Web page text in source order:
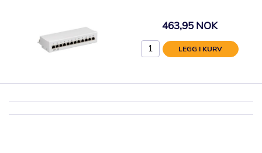
463,95 NOK
LEGG I KURV